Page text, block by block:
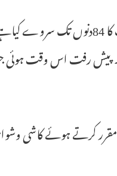
کرتے ہوئے کاشی